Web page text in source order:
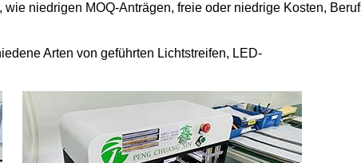
niedrigen MOQ-Anträgen, freie oder niedrige Kosten,
Arten von geführten Lichtstreifen, LED-